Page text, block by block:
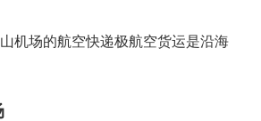
机场的航空快递极航空货运是沿海